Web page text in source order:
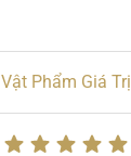
Vật Phẩm Giá Trị